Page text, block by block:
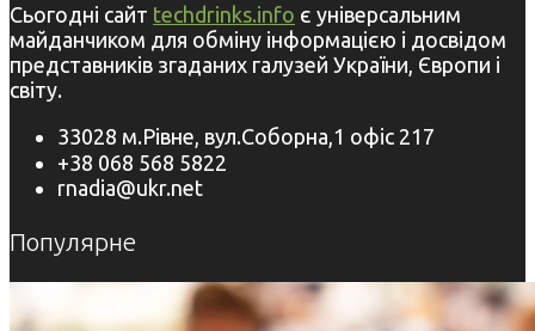
Сьогодні сайт techdrinks.info є універсальним
майданчиком для обміну інформацією і досвідом
представників згаданих галузей України, Європи і
світу.
33028 м.Рівне, вул.Соборна,1 офіс 217
+38 068 568 5822
rnadia@ukr.net
Популярне